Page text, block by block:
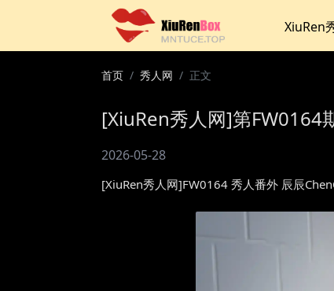
XiuRen
首页 秀人网 正文
[XiuRen秀人网]第FW0164
2026-05-28
[XiuRen秀人网]FW0164 秀人番外 辰辰